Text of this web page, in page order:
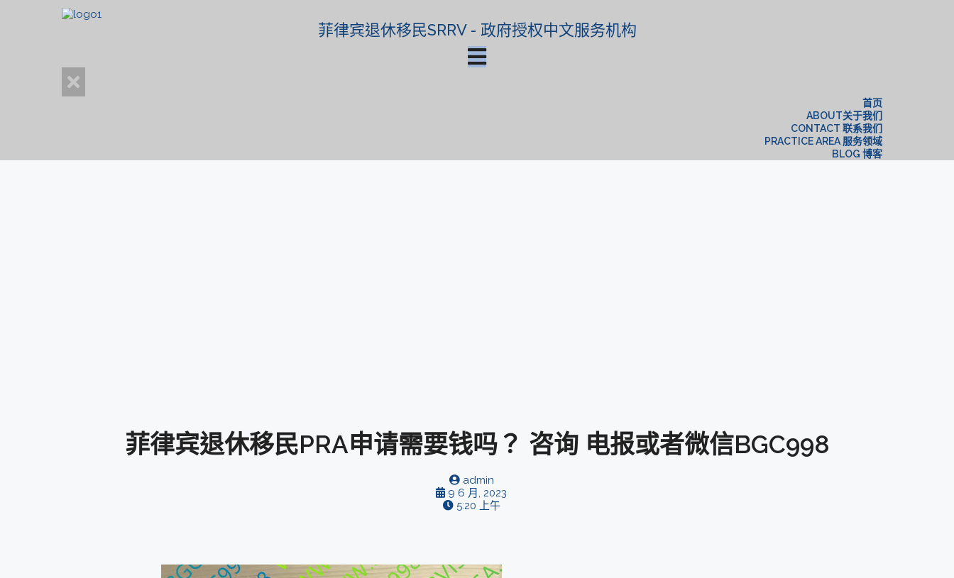
菲律宾退休移民SRRV - 政府授权中文服务机构
首页
ABOUT关于我们
CONTACT 联系我们
PRACTICE AREA 服务领域
BLOG 博客
菲律宾退休移民PRA申请需要钱吗？ 咨询 电报或者微信BGC998
admin
9 6 月, 2023
5:20 上午